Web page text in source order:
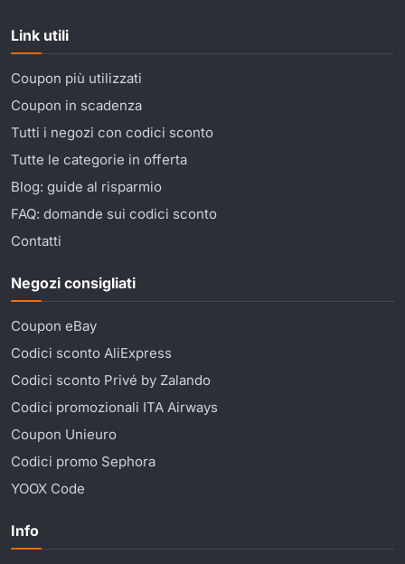
Link utili
Coupon più utilizzati
Coupon in scadenza
Tutti i negozi con codici sconto
Tutte le categorie in offerta
Blog: guide al risparmio
FAQ: domande sui codici sconto
Contatti
Negozi consigliati
Coupon eBay
Codici sconto AliExpress
Codici sconto Privé by Zalando
Codici promozionali ITA Airways
Coupon Unieuro
Codici promo Sephora
YOOX Code
Info